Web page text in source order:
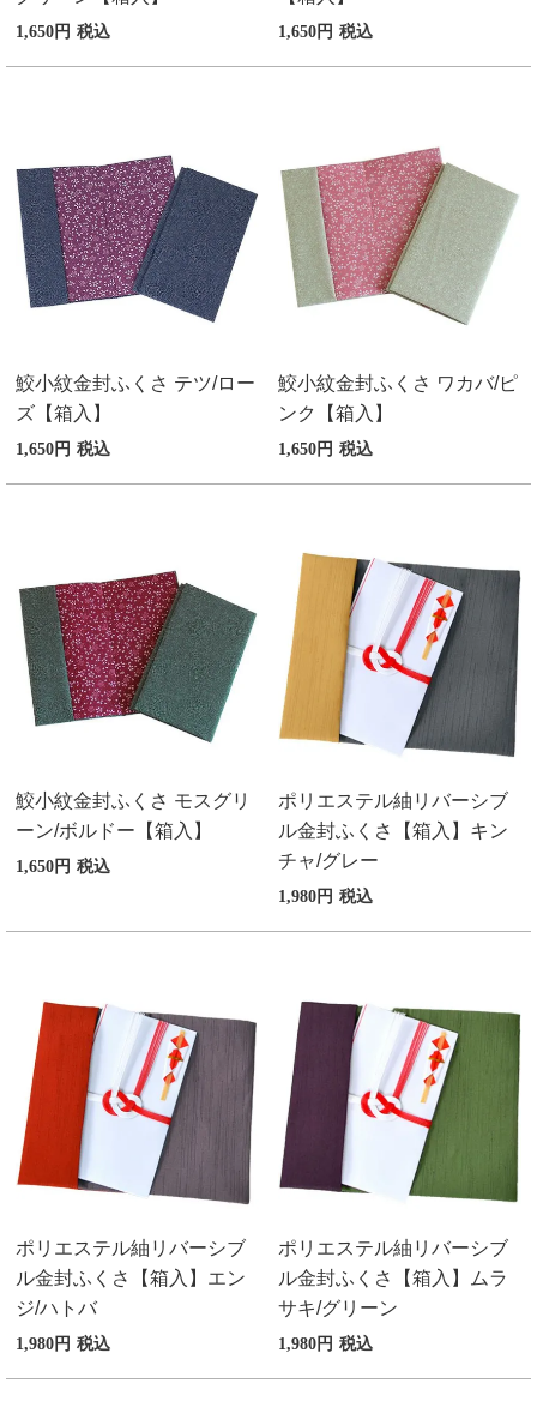
1,650 税込 1,650 税込
鮫小紋金封ふくさ テツ/ロー
ズ【箱入】
1,650 税込
鮫小紋金封ふくさ ワカバ/ピ
ンク【箱入】
1,650 税込
鮫小紋金封ふくさ モスグリ
ーン/ボルドー【箱入】
1,650 税込
ポリエステル紬リバーシブ
ル金封ふくさ【箱入】キン
チャ/グレー
1,980 税込
ポリエステル紬リバーシブ
ル金封ふくさ【箱入】エン
ジ/ハトバ
1,980 税込
ポリエステル紬リバーシブ
ル金封ふくさ【箱入】ムラ
サキ/グリーン
1,980 税込